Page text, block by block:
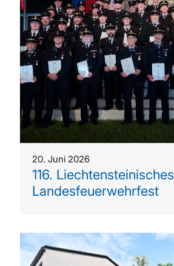
20. Juni 2026
116. Liechtensteinisches
Landesfeuerwehrfest